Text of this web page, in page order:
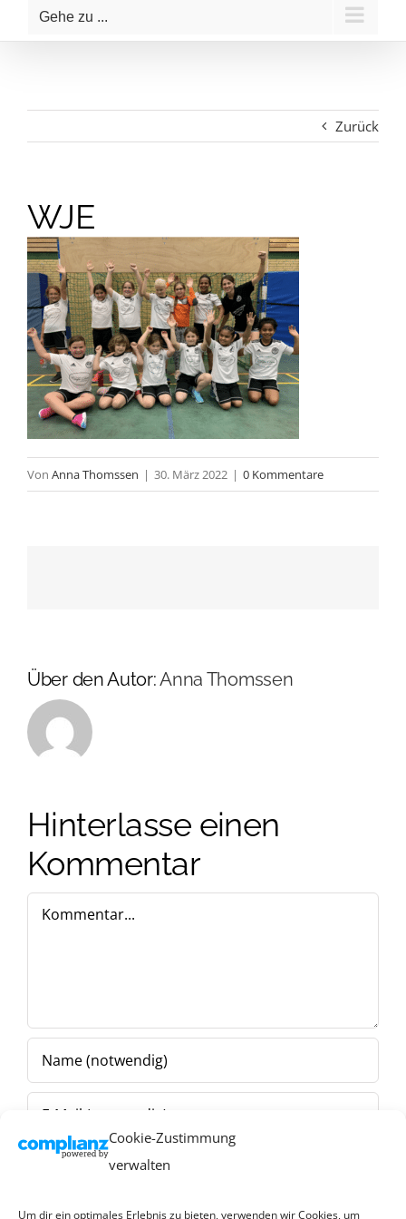
Cookie-Zustimmung
verwalten
Um dir ein optimales Erlebnis zu bieten, verwenden wir Cookies, um
Gehe zu ...
Zurück
WJE
Von Anna Thomssen | 30. März 2022 | 0 Kommentare
Über den Autor:Anna Thomssen
Hinterlasse einen
Kommentar
Kommentar